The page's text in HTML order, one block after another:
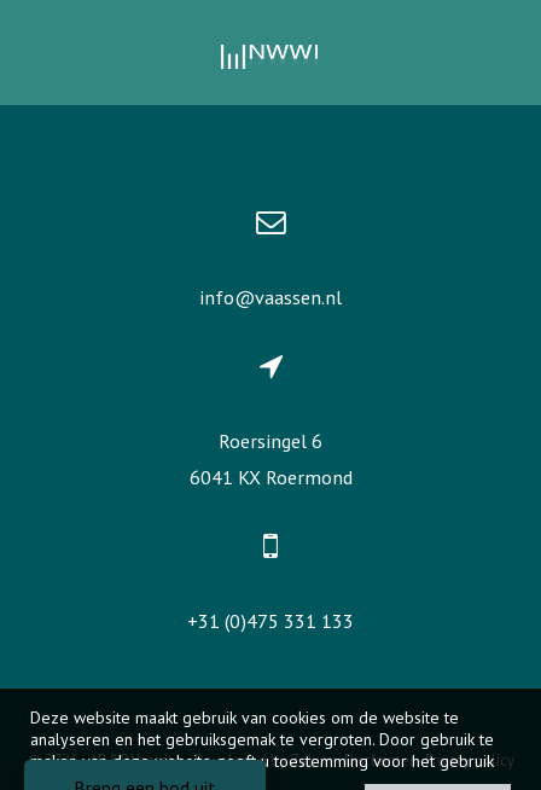
info@vaassen.nl
Roersingel 6
6041 KX Roermond
+31 (0)475 331 133
© 2026 - AB&P Vaassen -Developed by Zabun-Disclaimer-Privacy policy
Deze website maakt gebruik van cookies om de website te
analyseren en het gebruiksgemak te vergroten. Door gebruik te
maken van deze website geeft u toestemming voor het gebruik
van cookies.